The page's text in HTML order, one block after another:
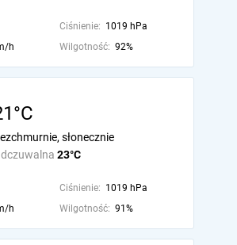
Ciśnienie: 1019 hPa
h Wilgotność: 92%
23°C
słonecznie
Ciśnienie: 1019 hPa
h Wilgotność: 91%